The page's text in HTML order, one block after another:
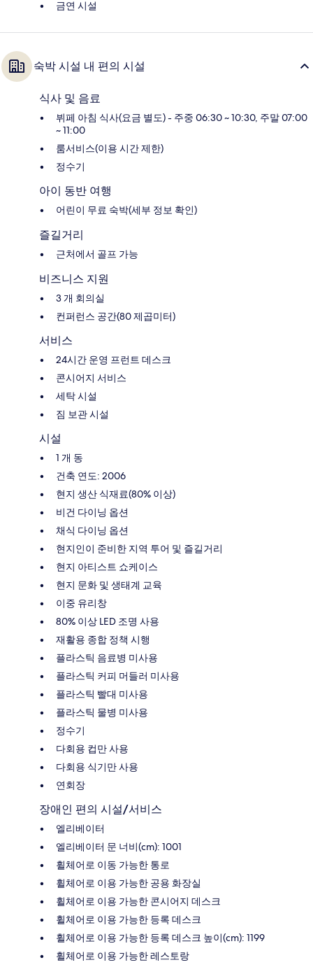
금연 시설
숙박 시설 내 편의 시설
식사 및 음료
뷔페 아침 식사(요금 별도) - 주중 06:30 ~ 10:30, 주말 07:00
~ 11:00
룸서비스(이용 시간 제한)
정수기
아이 동반 여행
어린이 무료 숙박(세부 정보 확인)
즐길거리
근처에서 골프 가능
비즈니스 지원
3 개 회의실
컨퍼런스 공간(80 제곱미터)
서비스
24시간 운영 프런트 데스크
콘시어지 서비스
세탁 시설
짐 보관 시설
시설
1 개 동
건축 연도: 2006
현지 생산 식재료(80% 이상)
비건 다이닝 옵션
채식 다이닝 옵션
현지인이 준비한 지역 투어 및 즐길거리
현지 아티스트 쇼케이스
현지 문화 및 생태계 교육
이중 유리창
80% 이상 LED 조명 사용
재활용 종합 정책 시행
플라스틱 음료병 미사용
플라스틱 커피 머들러 미사용
플라스틱 빨대 미사용
플라스틱 물병 미사용
정수기
다회용 컵만 사용
다회용 식기만 사용
연회장
장애인 편의 시설/서비스
엘리베이터
엘리베이터 문 너비(cm): 1001
휠체어로 이동 가능한 통로
휠체어로 이용 가능한 공용 화장실
휠체어로 이용 가능한 콘시어지 데스크
휠체어로 이용 가능한 등록 데스크
휠체어로 이용 가능한 등록 데스크 높이(cm): 1199
휠체어로 이용 가능한 레스토랑